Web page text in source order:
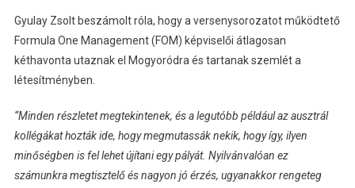
Gyulay Zsolt beszámolt róla, hogy a versenysorozatot működtető
Formula One Management (FOM) képviselői átlagosan
kéthavonta utaznak el Mogyoródra és tartanak szemlét a
létesítményben.
“Minden részletet megtekintenek, és a legutóbb például az ausztrál
kollégákat hozták ide, hogy megmutassák nekik, hogy így, ilyen
minőségben is fel lehet újítani egy pályát. Nyilvánvalóan ez
számunkra megtisztelő és nagyon jó érzés, ugyanakkor rengeteg